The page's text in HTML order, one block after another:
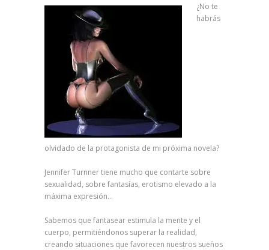
¿No te
habrás
olvidado de la protagonista de mi próxima novela?
Jennifer Turnner tiene mucho que contarte sobre
sexualidad, sobre fantasías, erotismo elevado a la
máxima expresión…
Sabemos que fantasear estimula la mente y el
cuerpo, permitiéndonos superar la realidad,
creando situaciones que favorecen nuestros sueños